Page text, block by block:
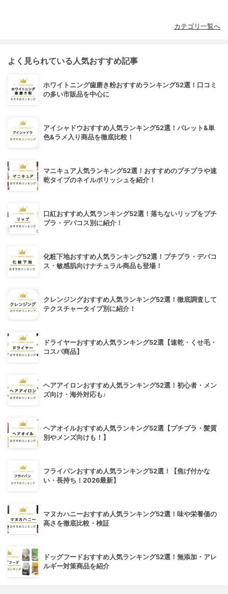
カテゴリ一覧へ
よく見られている人気おすすめ記事
ホワイトニング歯磨き粉おすすめランキング52選！口コミ
の多い市販品を中心に
アイシャドウおすすめ人気ランキング52選！パレット&単
色&ラメ入り商品を徹底比較！
マニキュア人気ランキング52選！おすすめのプチプラや速
乾タイプのネイルポリッシュを紹介！
口紅おすすめ人気ランキング52選！落ちないリップをプチ
プラ・デパコス別に紹介！
化粧下地おすすめ人気ランキング52選！プチプラ・デパコ
ス・敏感肌向けナチュラル商品も登場！
クレンジングおすすめ人気ランキング52選！徹底調査して
テクスチャータイプ別に紹介！
ドライヤーおすすめ人気ランキング52選【速乾・くせ毛・
コスパ商品】
ヘアアイロンおすすめ人気ランキング52選！初心者・メン
ズ向け・海外対応も♪
ヘアオイルおすすめ人気ランキング52選【プチプラ・髪質
別やメンズ向けも！】
フライパンおすすめ人気ランキング52選！【焦げ付かな
い・長持ち！2026最新】
マヌカハニーおすすめ人気ランキング52選！味や栄養価の
高さを徹底比較・検証
ドッグフードおすすめ人気ランキング52選！無添加・アレ
ルギー対策商品を紹介